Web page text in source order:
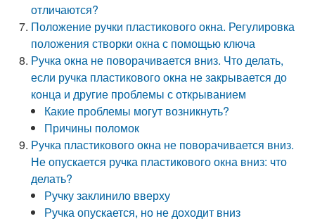
отличаются?
Положение ручки пластикового окна. Регулировка
положения створки окна с помощью ключа
Ручка окна не поворачивается вниз. Что делать,
если ручка пластикового окна не закрывается до
конца и другие проблемы с открыванием
Какие проблемы могут возникнуть?
Причины поломок
Ручка пластикового окна не поворачивается вниз.
Не опускается ручка пластикового окна вниз: что
делать?
Ручку заклинило вверху
Ручка опускается, но не доходит вниз